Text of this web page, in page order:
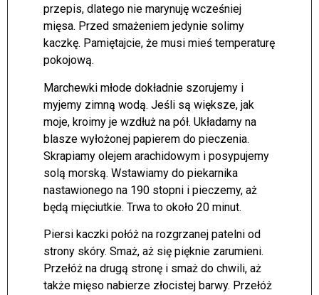
przepis, dlatego nie marynuję wcześniej
mięsa. Przed smażeniem jedynie solimy
kaczkę. Pamiętajcie, że musi mieś temperaturę
pokojową.
Marchewki młode dokładnie szorujemy i
myjemy zimną wodą. Jeśli są większe, jak
moje, kroimy je wzdłuż na pół. Układamy na
blasze wyłożonej papierem do pieczenia.
Skrapiamy olejem arachidowym i posypujemy
solą morską. Wstawiamy do piekarnika
nastawionego na 190 stopni i pieczemy, aż
będą mięciutkie. Trwa to około 20 minut.
Piersi kaczki połóż na rozgrzanej patelni od
strony skóry. Smaż, aż się pięknie zarumieni.
Przełóż na drugą stronę i smaż do chwili, aż
także mięso nabierze złocistej barwy. Przełóż